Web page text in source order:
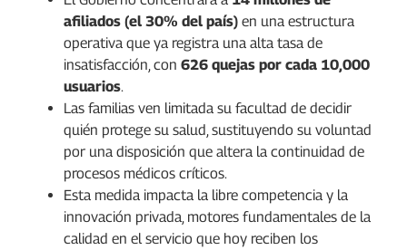
afiliados (el 30% del país) en una estructura
operativa que ya registra una alta tasa de
insatisfacción, con 626 quejas por cada 10,000
usuarios.
Las familias ven limitada su facultad de decidir
quién protege su salud, sustituyendo su voluntad
por una disposición que altera la continuidad de
procesos médicos críticos.
Esta medida impacta la libre competencia y la
innovación privada, motores fundamentales de la
calidad en el servicio que hoy reciben los